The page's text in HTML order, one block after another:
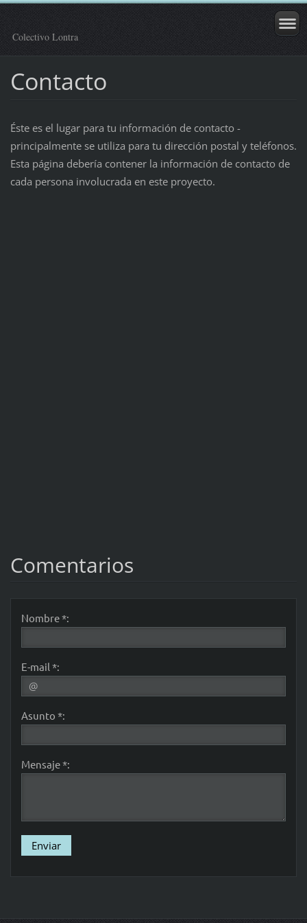
Colectivo Lontra
Contacto
Éste es el lugar para tu información de contacto -
principalmente se utiliza para tu dirección postal y teléfonos.
Esta página debería contener la información de contacto de
cada persona involucrada en este proyecto.
Comentarios
Nombre *:
E-mail *:
Asunto *:
Mensaje *: